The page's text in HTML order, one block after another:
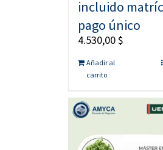
incluido
pago único
4.530,00$
Añadir al
carrito